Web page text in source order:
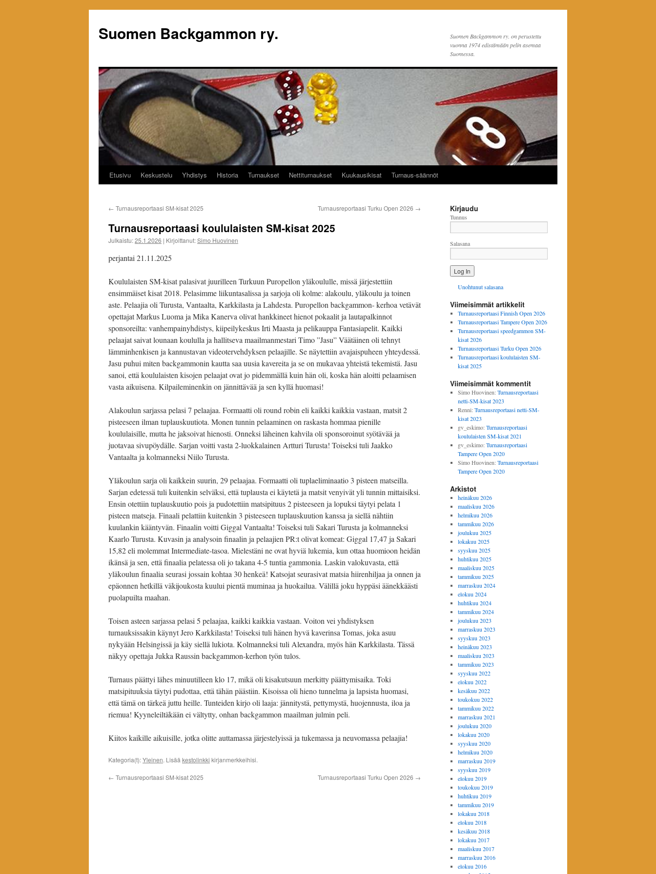
Suomen Backgammon ry.
Suomen Backgammon ry. on perustettu
vuonna 1974 edistämään pelin asemaa
Suomessa.
Etusivu Keskustelu Yhdistys Historia Turnaukset Nettiturnaukset Kuukausikisat Turnaus-säännöt
← Turnausreportaasi SM-kisat 2025 Turnausreportaasi Turku Open 2026 →
Turnausreportaasi koululaisten SM-kisat 2025
Julkaistu:25.1.2026 | Kirjoittanut:Simo Huovinen
perjantai 21.11.2025
Koululaisten SM-kisat palasivat juurilleen Turkuun Puropellon yläkoululle, missä järjestettiin
ensimmäiset kisat 2018. Pelasimme liikuntasalissa ja sarjoja oli kolme: alakoulu, yläkoulu ja toinen
aste. Pelaajia oli Turusta, Vantaalta, Karkkilasta ja Lahdesta. Puropellon backgammon- kerhoa vetävät
opettajat Markus Luoma ja Mika Kanerva olivat hankkineet hienot pokaalit ja lautapalkinnot
sponsoreilta: vanhempainyhdistys, kiipeilykeskus Irti Maasta ja pelikauppa Fantasiapelit. Kaikki
pelaajat saivat lounaan koululla ja hallitseva maailmanmestari Timo ”Jasu” Väätäinen oli tehnyt
lämminhenkisen ja kannustavan videotervehdyksen pelaajille. Se näytettiin avajaispuheen yhteydessä.
Jasu puhui miten backgammonin kautta saa uusia kavereita ja se on mukavaa yhteistä tekemistä. Jasu
sanoi, että koululaisten kisojen pelaajat ovat jo pidemmällä kuin hän oli, koska hän aloitti pelaamisen
vasta aikuisena. Kilpaileminenkin on jännittävää ja sen kyllä huomasi!
Alakoulun sarjassa pelasi 7 pelaajaa. Formaatti oli round robin eli kaikki kaikkia vastaan, matsit 2
pisteeseen ilman tuplauskuutiota. Monen tunnin pelaaminen on raskasta hommaa pienille
koululaisille, mutta he jaksoivat hienosti. Onneksi läheinen kahvila oli sponsoroinut syötävää ja
juotavaa sivupöydälle. Sarjan voitti vasta 2-luokkalainen Artturi Turusta! Toiseksi tuli Jaakko
Vantaalta ja kolmanneksi Niilo Turusta.
Yläkoulun sarja oli kaikkein suurin, 29 pelaajaa. Formaatti oli tuplaeliminaatio 3 pisteen matseilla.
Sarjan edetessä tuli kuitenkin selväksi, että tuplausta ei käytetä ja matsit venyivät yli tunnin mittaisiksi.
Ensin otettiin tuplauskuutio pois ja pudotettiin matsipituus 2 pisteeseen ja lopuksi täytyi pelata 1
pisteen matseja. Finaali pelattiin kuitenkin 3 pisteeseen tuplauskuution kanssa ja siellä nähtiin
kuulankin kääntyvän. Finaalin voitti Giggal Vantaalta! Toiseksi tuli Sakari Turusta ja kolmanneksi
Kaarlo Turusta. Kuvasin ja analysoin finaalin ja pelaajien PR:t olivat komeat: Giggal 17,47 ja Sakari
15,82 eli molemmat Intermediate-tasoa. Mielestäni ne ovat hyviä lukemia, kun ottaa huomioon heidän
ikänsä ja sen, että finaalia pelatessa oli jo takana 4-5 tuntia gammonia. Laskin valokuvasta, että
yläkoulun finaalia seurasi jossain kohtaa 30 henkeä! Katsojat seurasivat matsia hiirenhiljaa ja onnen ja
epäonnen hetkillä väkijoukosta kuului pientä muminaa ja huokailua. Välillä joku hyppäsi äänekkäästi
puolapuilta maahan.
Toisen asteen sarjassa pelasi 5 pelaajaa, kaikki kaikkia vastaan. Voiton vei yhdistyksen
turnauksissakin käynyt Jero Karkkilasta! Toiseksi tuli hänen hyvä kaverinsa Tomas, joka asuu
nykyään Helsingissä ja käy siellä lukiota. Kolmanneksi tuli Alexandra, myös hän Karkkilasta. Tässä
näkyy opettaja Jukka Raussin backgammon-kerhon työn tulos.
Turnaus päättyi lähes minuutilleen klo 17, mikä oli kisakutsuun merkitty päättymisaika. Toki
matsipituuksia täytyi pudottaa, että tähän päästiin. Kisoissa oli hieno tunnelma ja lapsista huomasi,
että tämä on tärkeä juttu heille. Tunteiden kirjo oli laaja: jännitystä, pettymystä, huojennusta, iloa ja
riemua! Kyyneleiltäkään ei vältytty, onhan backgammon maailman julmin peli.
Kiitos kaikille aikuisille, jotka olitte auttamassa järjestelyissä ja tukemassa ja neuvomassa pelaajia!
Kategoria(t):Yleinen. Lisää kestolinkki kirjanmerkkeihisi.
← Turnausreportaasi SM-kisat 2025 Turnausreportaasi Turku Open 2026 →
Kirjaudu
Tunnus
Salasana
Unohtunut salasana
Viimeisimmät artikkelit
Turnausreportaasi Finnish Open 2026
Turnausreportaasi Tampere Open 2026
Turnausreportaasi speedgammon SM-
kisat 2026
Turnausreportaasi Turku Open 2026
Turnausreportaasi koululaisten SM-
kisat 2025
Viimeisimmät kommentit
Simo Huovinen:Turnausreportaasi
netti-SM-kisat 2023
Renni:Turnausreportaasi netti-SM-
kisat 2023
gv_eskimo:Turnausreportaasi
koululaisten SM-kisat 2021
gv_eskimo:Turnausreportaasi
Tampere Open 2020
Simo Huovinen:Turnausreportaasi
Tampere Open 2020
Arkistot
heinäkuu 2026
maaliskuu 2026
helmikuu 2026
tammikuu 2026
joulukuu 2025
lokakuu 2025
syyskuu 2025
huhtikuu 2025
maaliskuu 2025
tammikuu 2025
marraskuu 2024
elokuu 2024
huhtikuu 2024
tammikuu 2024
joulukuu 2023
marraskuu 2023
syyskuu 2023
heinäkuu 2023
maaliskuu 2023
tammikuu 2023
syyskuu 2022
elokuu 2022
kesäkuu 2022
toukokuu 2022
tammikuu 2022
marraskuu 2021
joulukuu 2020
lokakuu 2020
syyskuu 2020
helmikuu 2020
marraskuu 2019
syyskuu 2019
elokuu 2019
toukokuu 2019
huhtikuu 2019
tammikuu 2019
lokakuu 2018
elokuu 2018
kesäkuu 2018
lokakuu 2017
maaliskuu 2017
marraskuu 2016
elokuu 2016